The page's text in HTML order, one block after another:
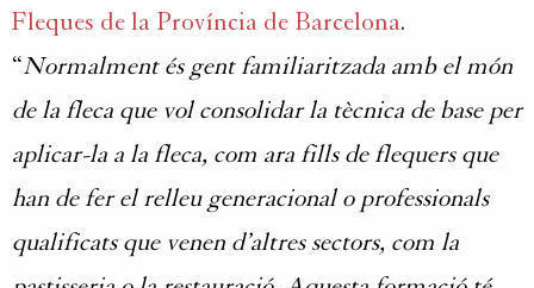
Fleques de la Província de Barcelona.
“Normalment és gent familiaritzada amb el món
de la fleca que vol consolidar la tècnica de base per
aplicar-la a la fleca, com ara fills de flequers que
han de fer el relleu generacional o professionals
qualificats que venen d’altres sectors, com la